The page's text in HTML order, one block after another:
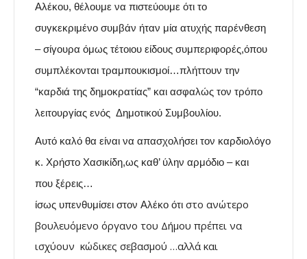
Αλέκου, θέλουμε να πιστεύουμε ότι το
συγκεκριμένο συμβάν ήταν μία ατυχής παρένθεση
– σίγουρα όμως τέτοιου είδους συμπεριφορές,όπου
συμπλέκονται τραμπουκισμοί…πλήττουν την
“καρδιά της δημοκρατίας” και ασφαλώς τον τρόπο
λειτουργίας ενός Δημοτικού Συμβουλίου.
Αυτό καλό θα είναι να απασχολήσει τον καρδιολόγο
κ. Χρήστο Χασικίδη,ως καθ’ ύλην αρμόδιο – και
που ξέρεις…
ίσως υπενθυμίσει στον Αλέκο ότι στο ανώτερο
βουλευόμενο όργανο του Δήμου πρέπει να
ισχύουν κώδικες σεβασμού …αλλά και